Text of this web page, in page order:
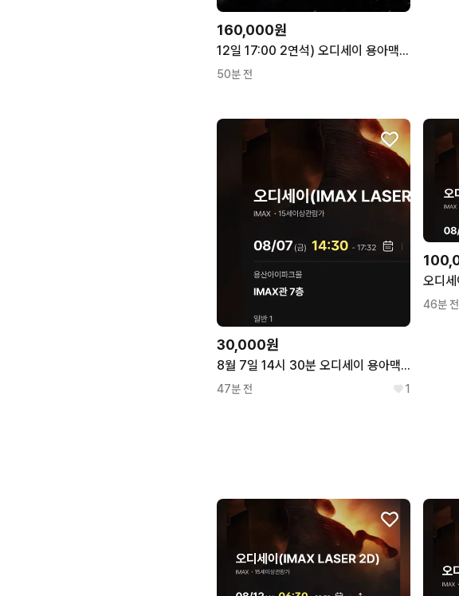
160,000원
12일 17:00 2연석) 오디세이 용아맥 용산 아이맥스 수요일 CGV IMAX The Odyssey
50분 전
30,000원
8월 7일 14시 30분 오디세이 용아맥 1자리
47분 전 1
46분 전